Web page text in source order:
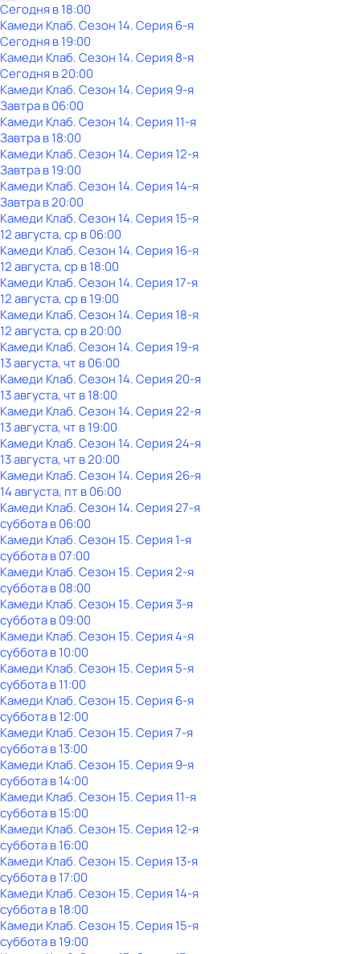
Сегодня в 18:00
Камеди Клаб. Сезон 14. Серия 6-я
Сегодня в 19:00
Камеди Клаб. Сезон 14. Серия 8-я
Сегодня в 20:00
Камеди Клаб. Сезон 14. Серия 9-я
Завтра в 06:00
Камеди Клаб. Сезон 14. Серия 11-я
Завтра в 18:00
Камеди Клаб. Сезон 14. Серия 12-я
Завтра в 19:00
Камеди Клаб. Сезон 14. Серия 14-я
Завтра в 20:00
Камеди Клаб. Сезон 14. Серия 15-я
12 августа, ср в 06:00
Камеди Клаб. Сезон 14. Серия 16-я
12 августа, ср в 18:00
Камеди Клаб. Сезон 14. Серия 17-я
12 августа, ср в 19:00
Камеди Клаб. Сезон 14. Серия 18-я
12 августа, ср в 20:00
Камеди Клаб. Сезон 14. Серия 19-я
13 августа, чт в 06:00
Камеди Клаб. Сезон 14. Серия 20-я
13 августа, чт в 18:00
Камеди Клаб. Сезон 14. Серия 22-я
13 августа, чт в 19:00
Камеди Клаб. Сезон 14. Серия 24-я
13 августа, чт в 20:00
Камеди Клаб. Сезон 14. Серия 26-я
14 августа, пт в 06:00
Камеди Клаб. Сезон 14. Серия 27-я
субботав06:00
Камеди Клаб. Сезон 15. Серия 1-я
субботав07:00
Камеди Клаб. Сезон 15. Серия 2-я
субботав08:00
Камеди Клаб. Сезон 15. Серия 3-я
субботав09:00
Камеди Клаб. Сезон 15. Серия 4-я
субботав10:00
Камеди Клаб. Сезон 15. Серия 5-я
субботав11:00
Камеди Клаб. Сезон 15. Серия 6-я
субботав12:00
Камеди Клаб. Сезон 15. Серия 7-я
субботав13:00
Камеди Клаб. Сезон 15. Серия 9-я
субботав14:00
Камеди Клаб. Сезон 15. Серия 11-я
субботав15:00
Камеди Клаб. Сезон 15. Серия 12-я
субботав16:00
Камеди Клаб. Сезон 15. Серия 13-я
субботав17:00
Камеди Клаб. Сезон 15. Серия 14-я
субботав18:00
Камеди Клаб. Сезон 15. Серия 15-я
субботав19:00